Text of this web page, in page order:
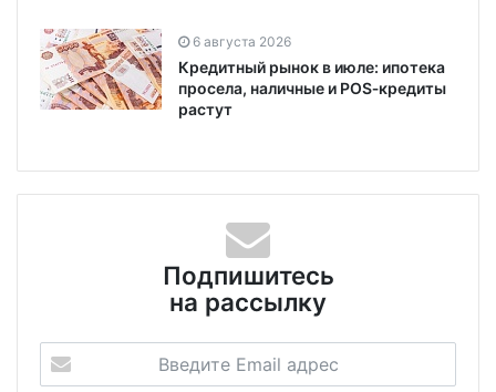
6 августа 2026
Кредитный рынок в июле: ипотека
просела, наличные и POS‑кредиты
растут
Подпишитесь
на рассылку